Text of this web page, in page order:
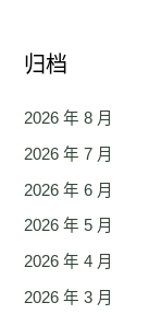
归档
2026 年 8 月
2026 年 7 月
2026 年 6 月
2026 年 5 月
2026 年 4 月
2026 年 3 月